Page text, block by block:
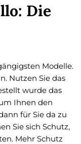
Die
Modelle.
Nutzen Sie das
wurde das
Ihnen den
für Sie da zu
Sie sich Schutz,
Mehr Schutz